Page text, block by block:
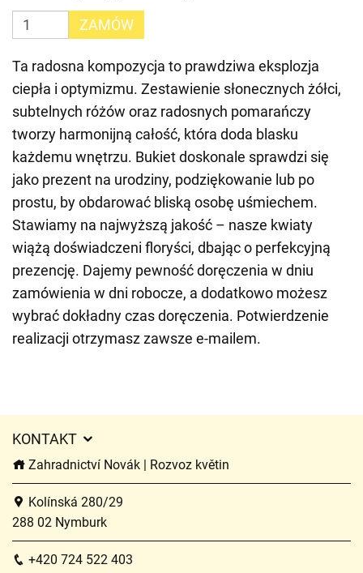
ZAMÓW
Ta radosna kompozycja to prawdziwa eksplozja
ciepła i optymizmu. Zestawienie słonecznych żółci,
subtelnych różów oraz radosnych pomarańczy
tworzy harmonijną całość, która doda blasku
każdemu wnętrzu. Bukiet doskonale sprawdzi się
jako prezent na urodziny, podziękowanie lub po
prostu, by obdarować bliską osobę uśmiechem.
Stawiamy na najwyższą jakość – nasze kwiaty
wiążą doświadczeni floryści, dbając o perfekcyjną
prezencję. Dajemy pewność doręczenia w dniu
zamówienia w dni robocze, a dodatkowo możesz
wybrać dokładny czas doręczenia. Potwierdzenie
realizacji otrzymasz zawsze e-mailem.
KONTAKT
Zahradnictví Novák | Rozvoz květin
Kolínská 280/29
288 02 Nymburk
+420 724 522 403